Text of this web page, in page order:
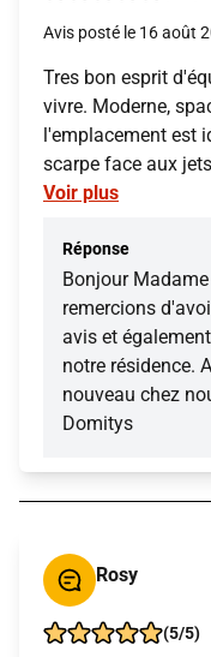
Avis posté le 16 août
Tres bon esprit
vivre. Moderne,
l'emplacement est
scarpe face aux
Voir plus
Réponse
Bonjour Madame
remercions
avis et
notre résidence.
nouveau chez
Domitys
Rosy
(5/5)